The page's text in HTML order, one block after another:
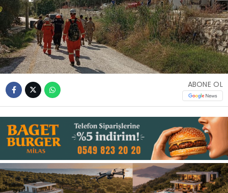
WhatsApp
İhbar Hattı
Facebook
Instagram
Youtube
ABONE OL